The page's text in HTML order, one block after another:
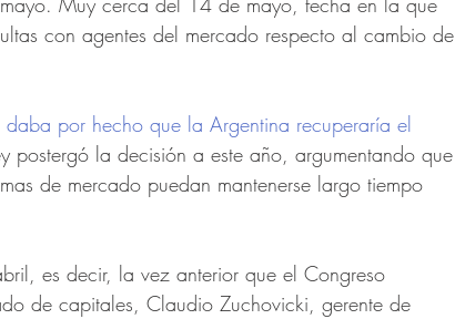
con agentes del mercado respecto al cambio de
por hecho que la Argentina recuperaría el
postergó la decisión a este año, argumentando que
de mercado puedan mantenerse largo tiempo
es decir, la vez anterior que el Congreso
de capitales, Claudio Zuchovicki, gerente de